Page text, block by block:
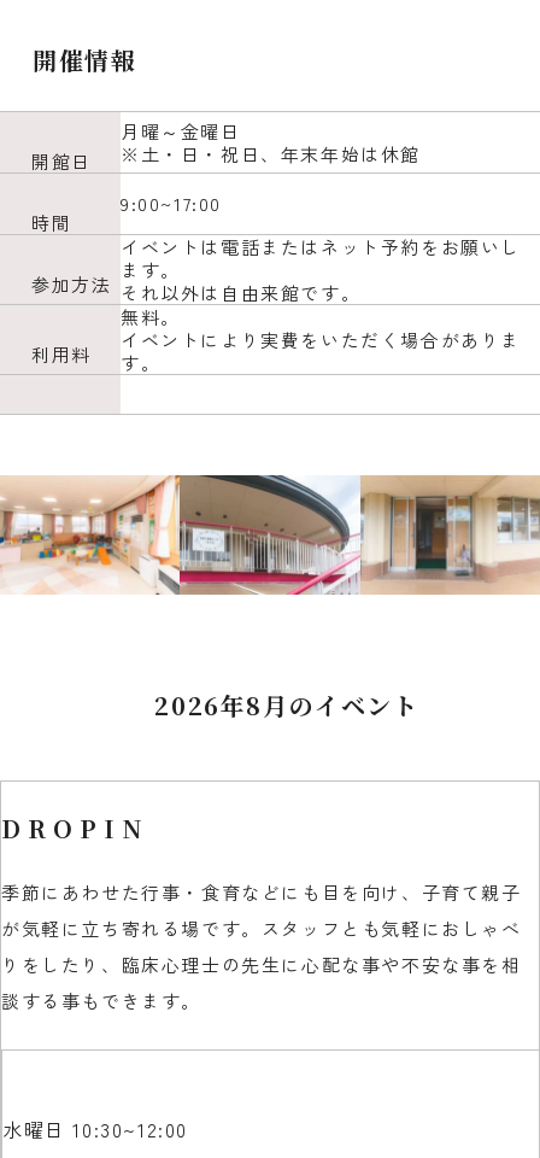
開催情報
開館日
月曜～金曜日
※土・日・祝日、年末年始は休館
時間
9:00~17:00
参加方法
イベントは電話またはネット予約をお願いし
ます。
それ以外は自由来館です。
利用料
無料。
イベントにより実費をいただく場合がありま
す。
2026年8月のイベント
DROPIN
季節にあわせた行事・食育などにも目を向け、子育て親子
が気軽に立ち寄れる場です。スタッフとも気軽におしゃべ
りをしたり、臨床心理士の先生に心配な事や不安な事を相
談する事もできます。
水曜日 10:30~12:00